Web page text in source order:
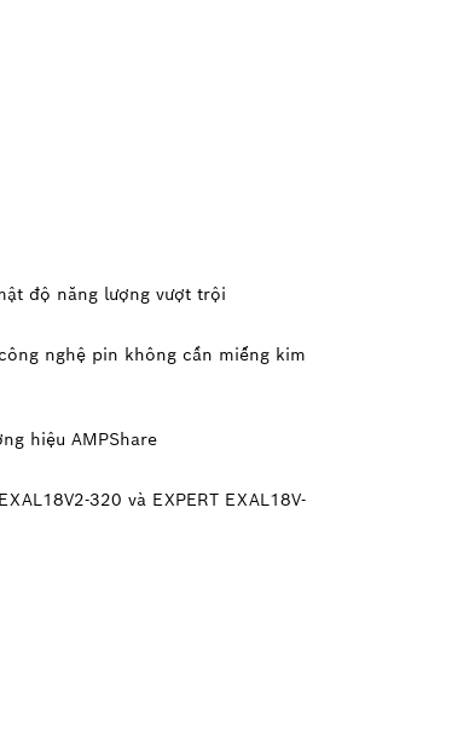
độ năng lượng vượt trội
nghệ pin không cần miếng kim
hiệu AMPShare
320 và EXPERT EXAL18V-